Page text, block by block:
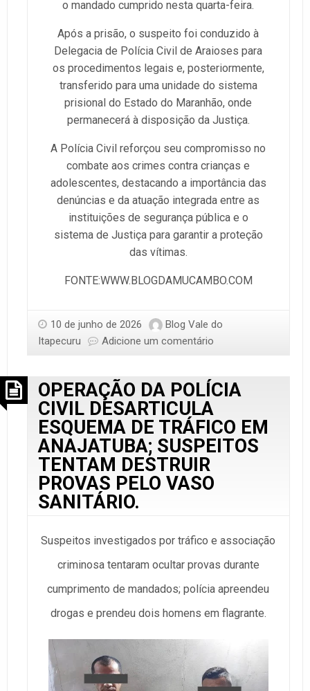
o mandado cumprido nesta quarta-feira.
Após a prisão, o suspeito foi conduzido à
Delegacia de Polícia Civil de Araioses para
os procedimentos legais e, posteriormente,
transferido para uma unidade do sistema
prisional do Estado do Maranhão, onde
permanecerá à disposição da Justiça.
A Polícia Civil reforçou seu compromisso no
combate aos crimes contra crianças e
adolescentes, destacando a importância das
denúncias e da atuação integrada entre as
instituições de segurança pública e o
sistema de Justiça para garantir a proteção
das vítimas.
FONTE:WWW.BLOGDAMUCAMBO.COM
10 de junho de 2026
Blog Vale do
Itapecuru
Adicione um comentário
OPERAÇÃO DA POLÍCIA
CIVIL DESARTICULA
ESQUEMA DE TRÁFICO EM
ANAJATUBA; SUSPEITOS
TENTAM DESTRUIR
PROVAS PELO VASO
SANITÁRIO.
Suspeitos investigados por tráfico e associação
criminosa tentaram ocultar provas durante
cumprimento de mandados; polícia apreendeu
drogas e prendeu dois homens em flagrante.